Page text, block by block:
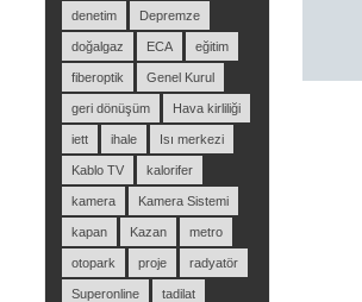
denetim Depremze
doğalgaz ECA eğitim
fiberoptik Genel Kurul
geri dönüşüm Hava kirliliği
iett ihale Isı merkezi
Kablo TV kalorifer
kamera Kamera Sistemi
kapan Kazan metro
otopark proje radyatör
Superonline tadilat